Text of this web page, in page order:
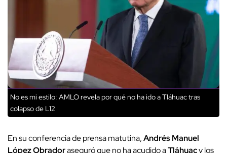
No es mi estilo: AMLO revela por qué no ha ido a Tláhuac tras
colapso de L12
En su conferencia de prensa matutina,Andrés Manuel
López Obradoraseguró que no ha acudido aTláhuacy los